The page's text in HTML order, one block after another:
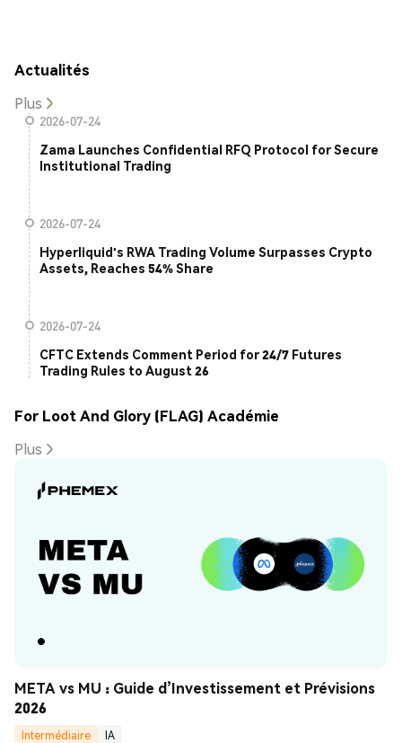
Actualités
Plus
2026-07-24
Zama Launches Confidential RFQ Protocol for Secure
Institutional Trading
2026-07-24
Hyperliquid's RWA Trading Volume Surpasses Crypto
Assets, Reaches 54% Share
2026-07-24
CFTC Extends Comment Period for 24/7 Futures
Trading Rules to August 26
For Loot And Glory (FLAG) Académie
Plus
META vs MU : Guide d’Investissement et Prévisions
2026
Intermédiaire
IA